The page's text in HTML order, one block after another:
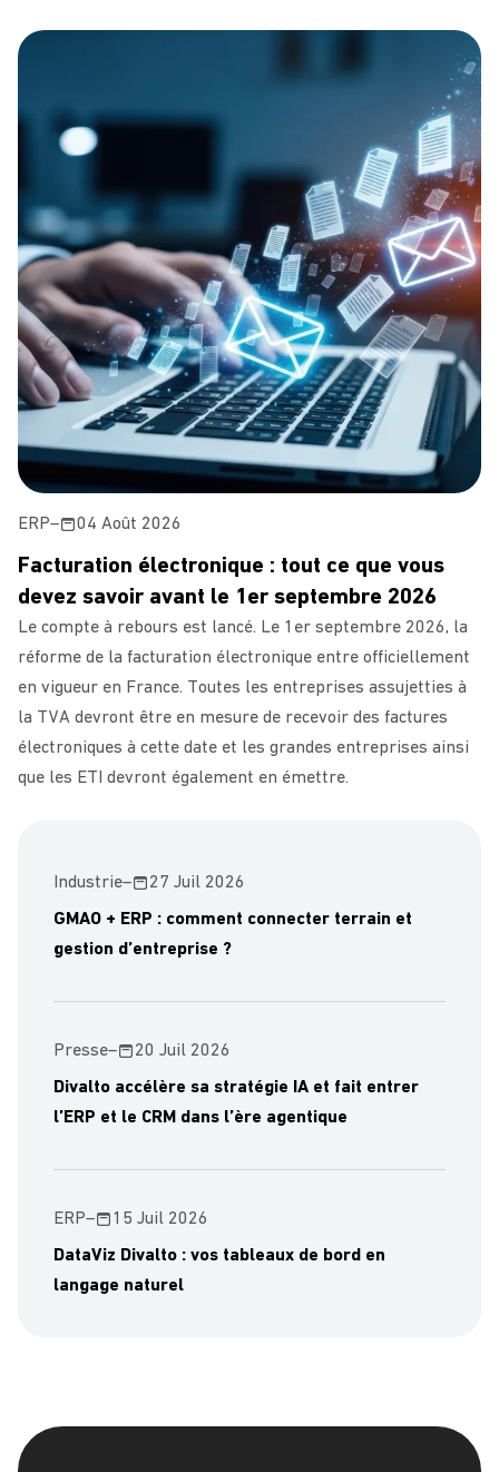
ERP– 04 Août 2026
Facturation électronique : tout ce que vous
devez savoir avant le 1er septembre 2026
Le compte à rebours est lancé. Le 1er septembre 2026, la
réforme de la facturation électronique entre officiellement
en vigueur en France. Toutes les entreprises assujetties à
la TVA devront être en mesure de recevoir des factures
électroniques à cette date et les grandes entreprises ainsi
que les ETI devront également en émettre.
Industrie– 27 Juil 2026
GMAO + ERP : comment connecter terrain et
gestion d’entreprise ?
Presse– 20 Juil 2026
Divalto accélère sa stratégie IA et fait entrer
l’ERP et le CRM dans l’ère agentique
ERP– 15 Juil 2026
DataViz Divalto : vos tableaux de bord en
langage naturel